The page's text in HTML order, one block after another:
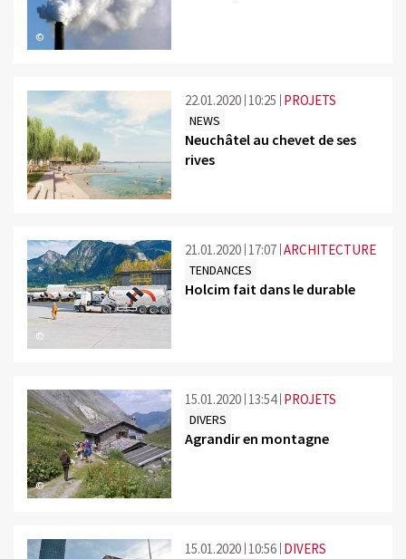
©
©
22.01.2020 10:25 PROJETS
NEWS
Neuchâtel au chevet de ses
rives
©
21.01.2020 17:07 ARCHITECTURE
TENDANCES
Holcim fait dans le durable
©
15.01.2020 13:54 PROJETS
DIVERS
Agrandir en montagne
15.01.2020 10:56 DIVERS